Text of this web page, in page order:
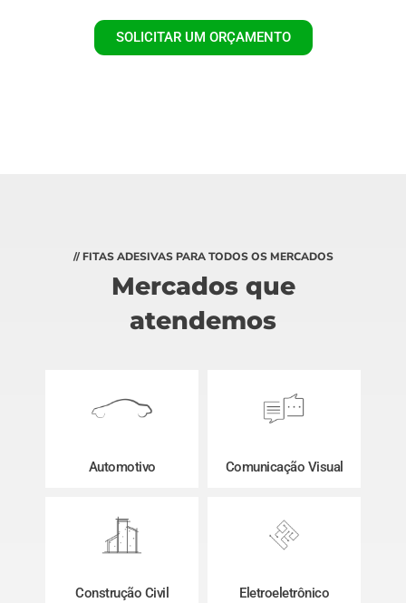
SOLICITAR UM ORÇAMENTO
// FITAS ADESIVAS PARA TODOS OS MERCADOS
Mercados que
atendemos
Automotivo Comunicação Visual
Construção Civil Eletroeletrônico